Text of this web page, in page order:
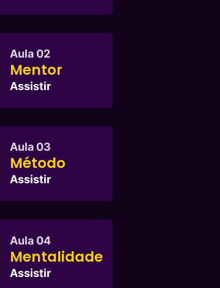
Aula 02
Mentor
Assistir
Aula 03
Método
Assistir
Aula 04
Mentalidade
Assistir